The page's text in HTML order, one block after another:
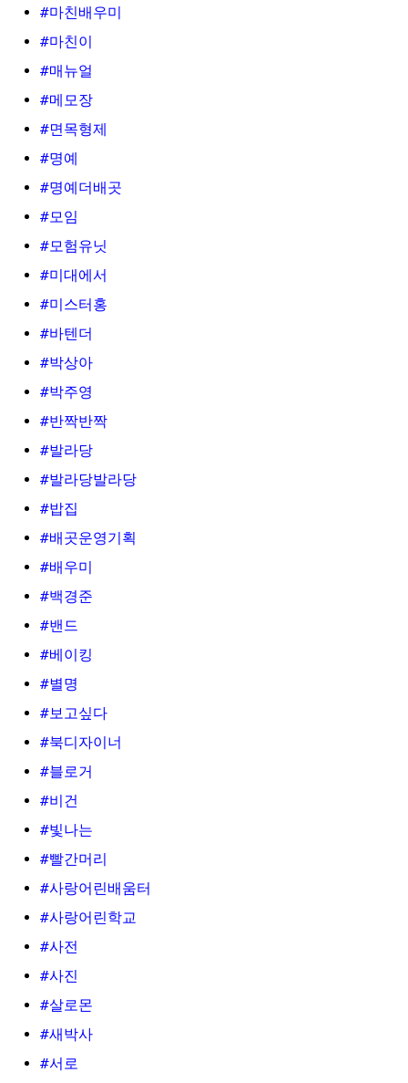
#마친배우미
#마친이
#매뉴얼
#메모장
#면목형제
#명예
#명예더배곳
#모임
#모험유닛
#미대에서
#미스터홍
#바텐더
#박상아
#박주영
#반짝반짝
#발라당
#발라당발라당
#밥집
#배곳운영기획
#배우미
#백경준
#밴드
#베이킹
#별명
#보고싶다
#북디자이너
#블로거
#비건
#빛나는
#빨간머리
#사랑어린배움터
#사랑어린학교
#사전
#사진
#살로몬
#새박사
#서로